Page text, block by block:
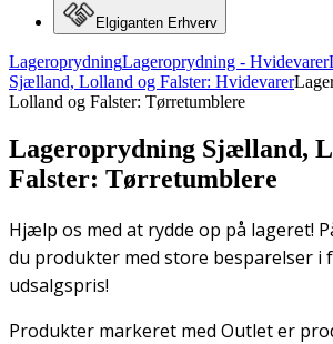
Elgiganten Erhverv
LageroprydningLageroprydning - Hvidevarer
Sjælland, Lolland og Falster: Hvidevarer
Lolland og Falster: Tørretumblere
Lageroprydning Sjælland,
Falster: Tørretumblere
Hjælp os med at rydde op på lageret!
du produkter med store besparelser i
udsalgspris!
Produkter markeret med Outlet er